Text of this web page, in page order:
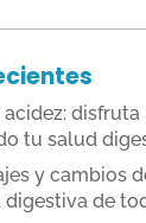
acidez:
tu salud
y cambios
de